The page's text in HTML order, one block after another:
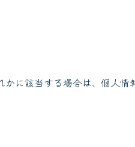
に該当する場合は、個人情